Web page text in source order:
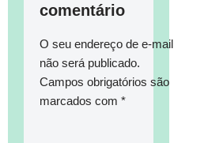
comentário
O seu endereço de e-mail
não será publicado.
Campos obrigatórios são
marcados com *